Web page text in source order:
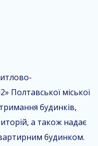
Полтавської міської
будинків,
а також надає
будинком.